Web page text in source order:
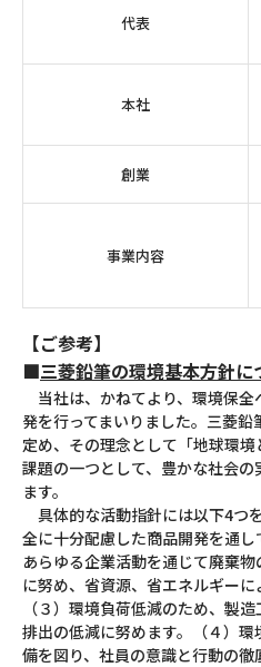
代表
本社
創業
事業内容
【ご参考】
■三菱鉛筆の環境基本方針に
当社は、かねてより、環境保全
発を行ってまいりました。三菱
定め、その理念として「地球環
課題の一つとして、豊かな社会
ます。
具体的な活動指針には以下4つ
全に十分配慮した商品開発を通し
あらゆる企業活動を通じて廃棄
に努め、省資源、省エネルギーに
（３）環境負荷低減のため、製
排出の低減に努めます。（４）
備を図り、社員の意識と行動の徹